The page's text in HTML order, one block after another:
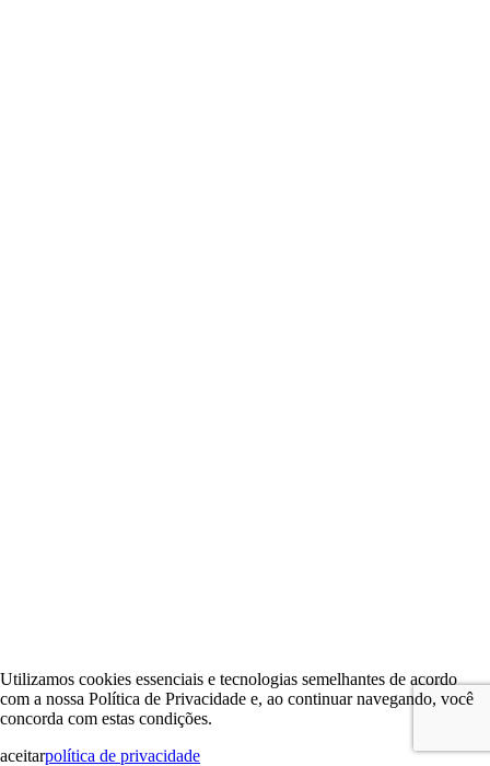
Utilizamos cookies essenciais e tecnologias semelhantes de acordo
com a nossa Política de Privacidade e, ao continuar navegando, você
concorda com estas condições.
aceitarpolítica de privacidade